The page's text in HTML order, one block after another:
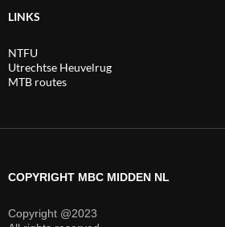
LINKS
NTFU
Utrechtse Heuvelrug
MTB routes
COPYRIGHT MBC MIDDEN NL
Copyright @2023